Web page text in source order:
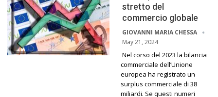
stretto del
commercio globale
GIOVANNI MARIA CHESSA
May 21, 2024
Nel corso del 2023 la bilancia
commerciale dell’Unione
europea ha registrato un
surplus commerciale di 38
miliardi. Se questi numeri